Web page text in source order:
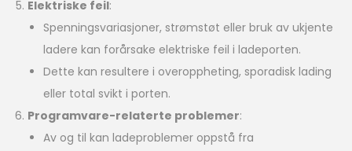
Elektriske feil:
Spenningsvariasjoner, strømstøt eller bruk av ukjente
ladere kan forårsake elektriske feil i ladeporten.
Dette kan resultere i overoppheting, sporadisk lading
eller total svikt i porten.
Programvare-relaterte problemer:
Av og til kan ladeproblemer oppstå fra